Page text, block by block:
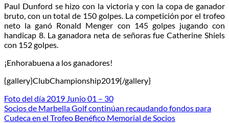
Paul Dunford se hizo con la victoria y con la copa de ganador
bruto, con un total de 150 golpes. La competición por el trofeo
neto la ganó Ronald Menger con 145 golpes jugando con
handicap 8. La ganadora neta de señoras fue Catherine Shiels
con 152 golpes.
¡Enhorabuena a los ganadores!
{gallery}ClubChampionship2019{/gallery}
Foto del día 2019 Junio 01 – 30
Socios de Marbella Golf continúan recaudando fondos para
Cudeca en el Trofeo Benéfico Memorial de Socios